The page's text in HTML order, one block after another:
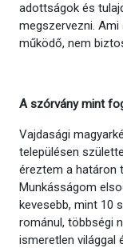
adottságok és
megszervezni. Ami
működő, nem
A szórvány mint
Vajdasági
településen
éreztem a határon
Munkásságom
kevesebb, mint 10
románul, többségi
ismeretlen világgal